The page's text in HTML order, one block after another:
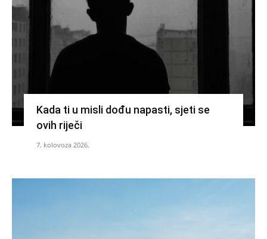
Kada ti u misli dođu napasti, sjeti se
ovih riječi
7. kolovoza 2026.